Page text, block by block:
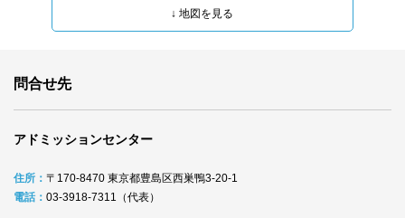
問合せ先
アドミッションセンター
住所： 〒170-8470 東京都豊島区西巣鴨3-20-1
電話： 03-3918-7311（代表）